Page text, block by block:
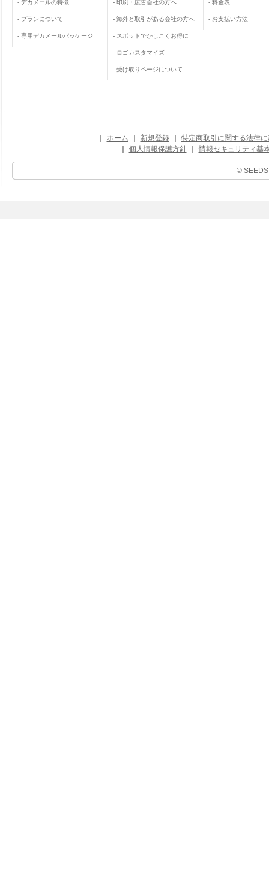
- デカメールの特徴
- プランについて
- 専用デカメールパッケージ
- 印刷・広告会社の方へ
- 海外と取引がある会社の方へ
- スポットでかしこくお得に
- ロゴカスタマイズ
- 受け取りページについて
- 料金表
- お支払い方法
ホーム 新規登録
特定商取引に関する法律
個人情報保護方針 情報セキュリティ基
© SEEDS